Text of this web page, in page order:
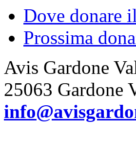
Dove donare
Prossima
Avis Gardone
25063 Gardone